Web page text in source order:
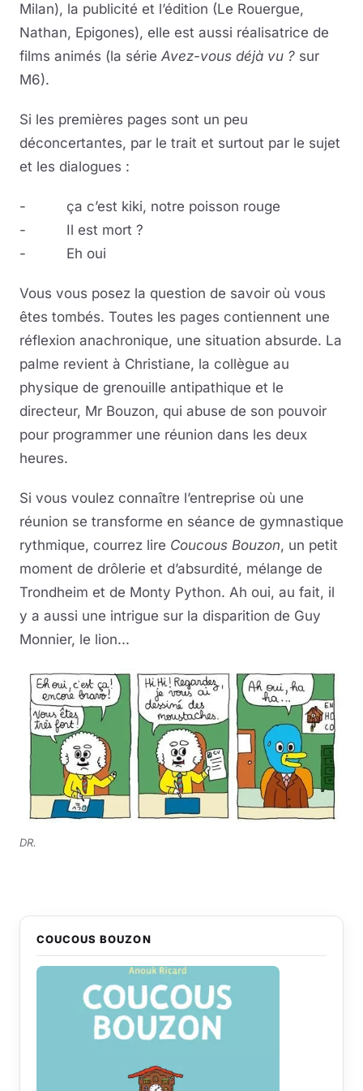
Milan), la publicité et l’édition (Le Rouergue,
Nathan, Epigones), elle est aussi réalisatrice de
films animés (la série Avez-vous déjà vu ? sur
M6).
Si les premières pages sont un peu
déconcertantes, par le trait et surtout par le sujet
et les dialogues :
- ça c’est kiki, notre poisson rouge
- Il est mort ?
- Eh oui
Vous vous posez la question de savoir où vous
êtes tombés. Toutes les pages contiennent une
réflexion anachronique, une situation absurde. La
palme revient à Christiane, la collègue au
physique de grenouille antipathique et le
directeur, Mr Bouzon, qui abuse de son pouvoir
pour programmer une réunion dans les deux
heures.
Si vous voulez connaître l’entreprise où une
réunion se transforme en séance de gymnastique
rythmique, courrez lire Coucous Bouzon, un petit
moment de drôlerie et d’absurdité, mélange de
Trondheim et de Monty Python. Ah oui, au fait, il
y a aussi une intrigue sur la disparition de Guy
Monnier, le lion...
DR.
COUCOUS BOUZON